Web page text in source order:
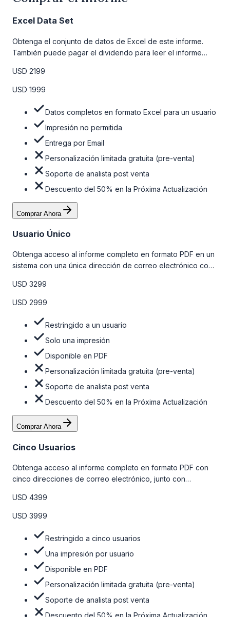
Excel Data Set
Obtenga el conjunto de datos de Excel de este informe.
También puede pagar el dividendo para leer el informe
la tabla de precios a continuación.
USD 2199
USD 1999
Datos completos en formato Excel para un usuario
Impresión no permitida
Entrega por Email
Personalización limitada gratuita (pre-venta)
Soporte de analista post venta
Descuento del 50% en la Próxima Actualización
Comprar Ahora
Usuario Único
Obtenga acceso al informe completo en formato PDF en un
sistema con una única dirección de correo electrónico con
la tabla de precios a continuación.
USD 3299
USD 2999
Restringido a un usuario
Solo una impresión
Disponible en PDF
Personalización limitada gratuita (pre-venta)
Soporte de analista post venta
Descuento del 50% en la Próxima Actualización
Comprar Ahora
Cinco Usuarios
Obtenga acceso al informe completo en formato PDF con
cinco direcciones de correo electrónico, junto con
venta y el soporte post-venta de nuestros analistas. Para
obtener más información, consulte la tabla de precios a
USD 4399
USD 3999
Restringido a cinco usuarios
Una impresión por usuario
Disponible en PDF
Personalización limitada gratuita (pre-venta)
Soporte de analista post venta